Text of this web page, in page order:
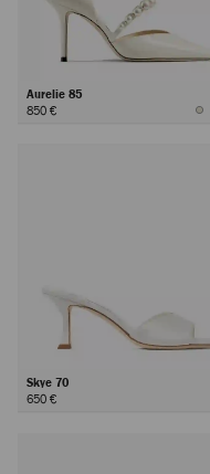
Aurelie 85
850 €
Skye 70
650 €